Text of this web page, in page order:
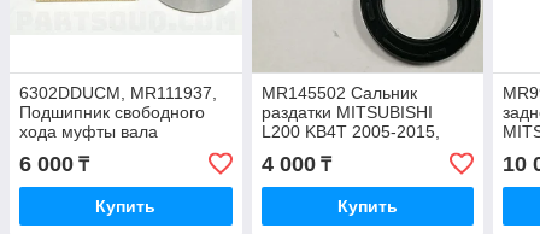
6302DDUCM, MR111937,
Подшипник свободного
хода муфты вала
MITSUBISHI MONTERO
SPORT K96W 1998-2009,
L200 KB4T 2005-2015,
6 000 ₸
Купить
MR145502 Сальник
раздатки MITSUBISHI
L200 KB4T 2005-2015,
45x68.2x8.3
4 000₸
Купить
10